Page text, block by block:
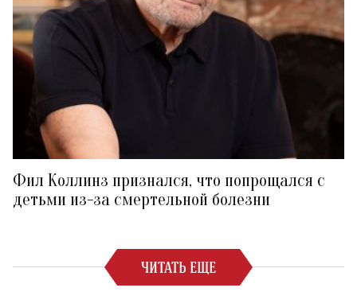
Фил Коллинз признался, что попрощался с
детьми из-за смертельной болезни
ЧИТАТЬ ЕЩЕ